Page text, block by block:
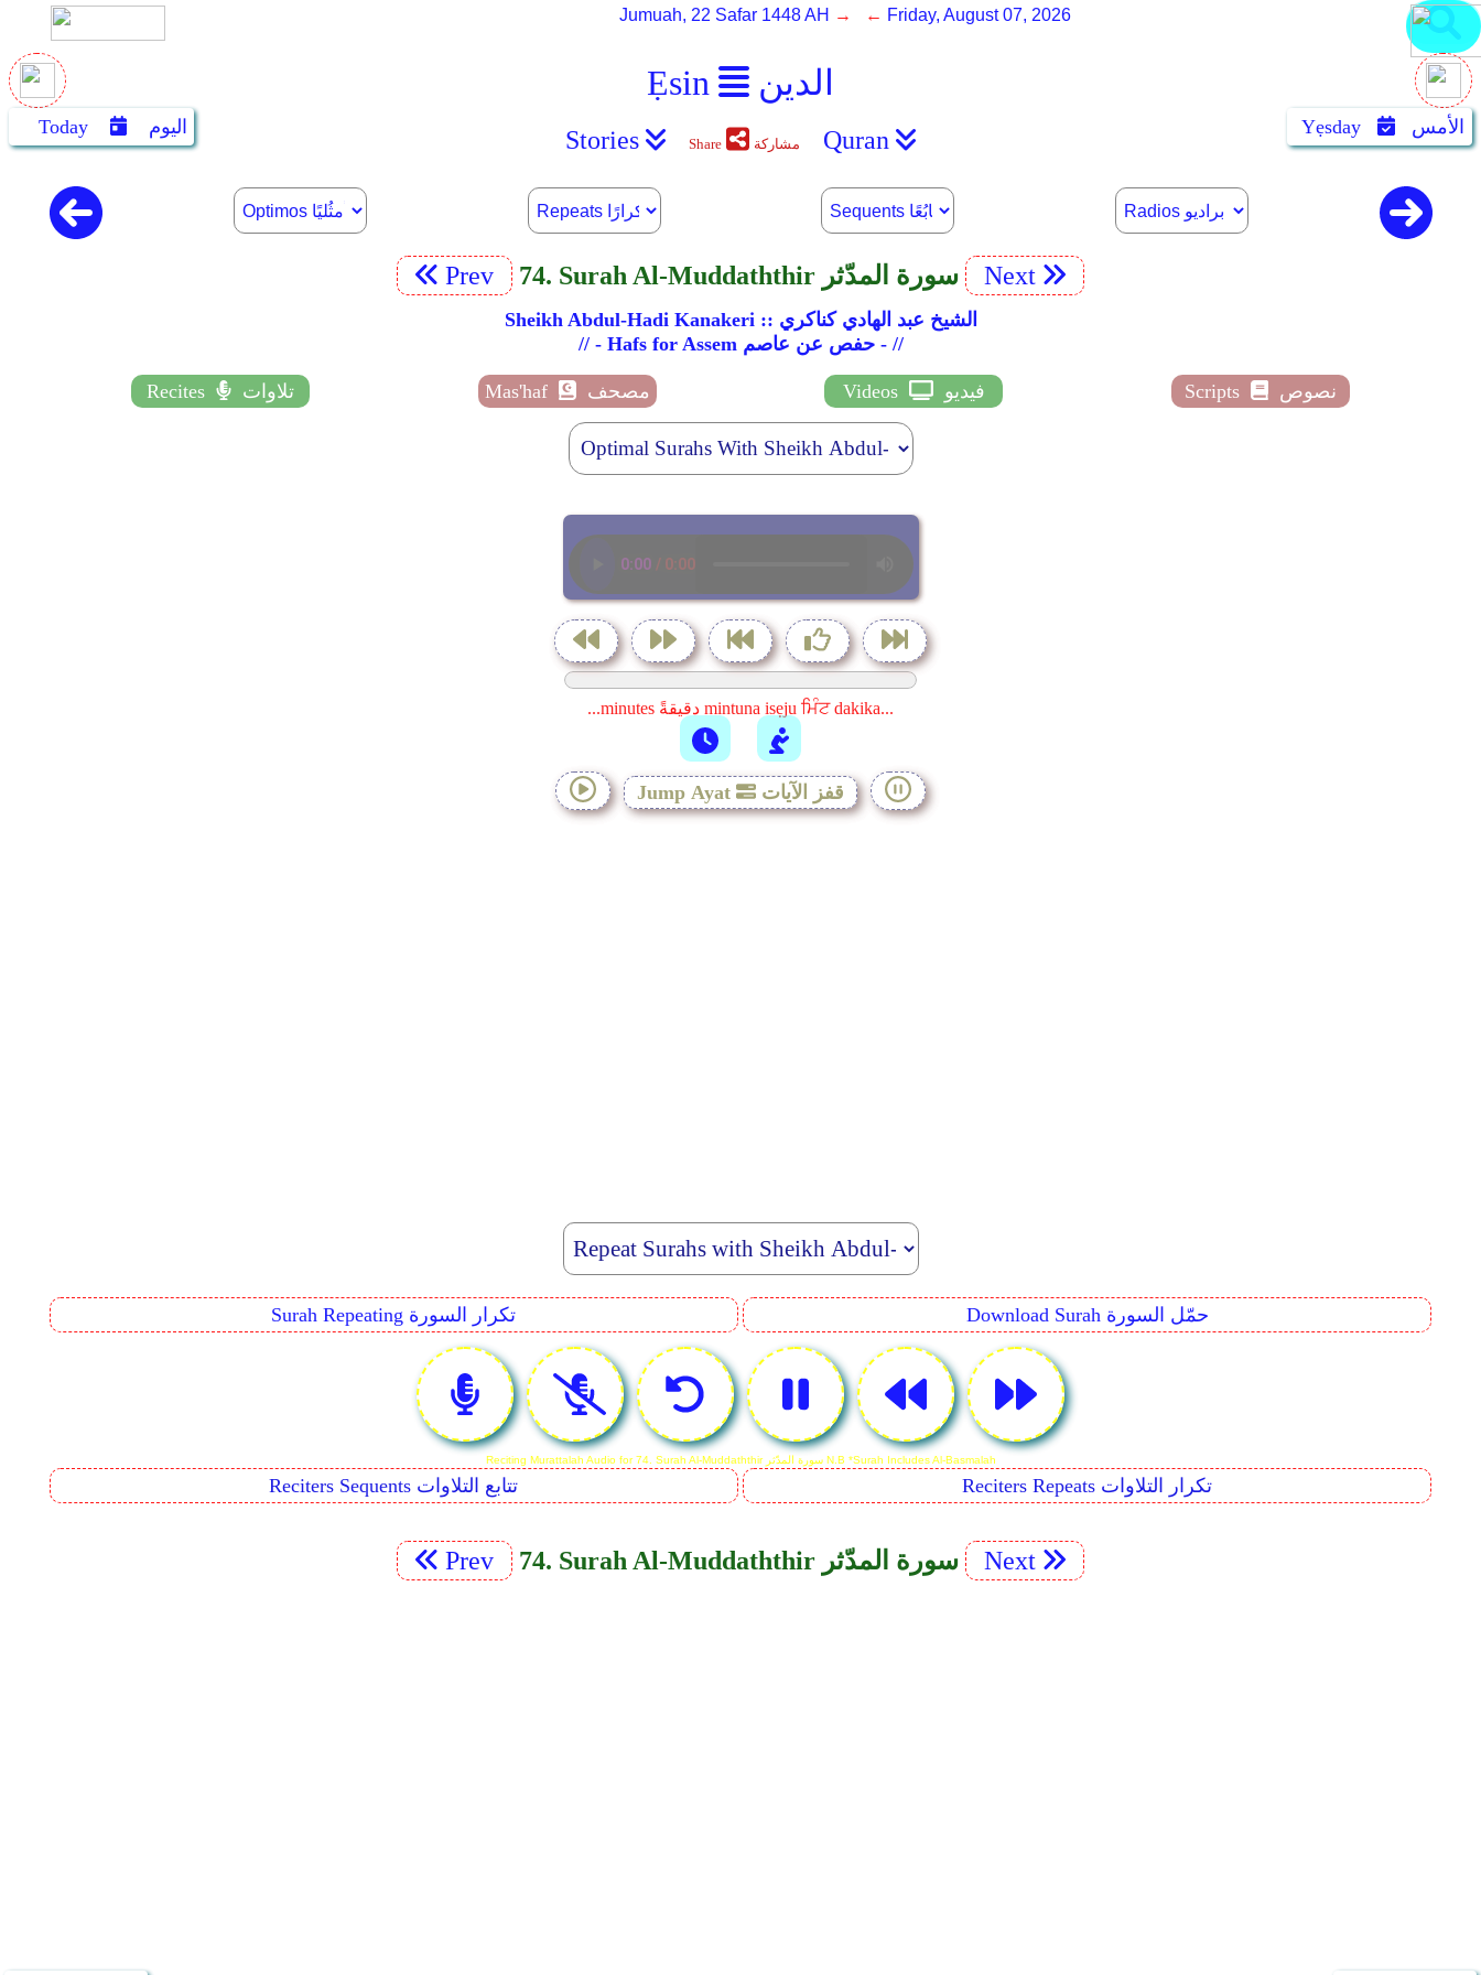
Ẹsin الدين
Jumuah, 22 Safar 1448 AH → ← Friday, August 07, 2026
Today اليوم Yẹsday الأمس Stories Share مشاركة Quran
Prev 74. Surah Al-Muddaththir سورة المدّثر Next
Sheikh Abdul-Hadi Kanakeri :: الشيخ عبد الهادي كناكري
// - Hafs for Assem حفص عن عاصم - //
Recites تلاوات Mas'haf مصحف Videos فيديو Scripts نصوص
...minutes دقيقةً mintuna isẹju ਮਿੰਟ dakika...
Jump Ayat قفز الآيات
Surah Repeating تكرار السورة Download Surah حمّل السورة
Reciting Murattalah Audio for 74. Surah Al-Muddaththir سورة المدّثر N.B *Surah Includes Al-Basmalah
Reciters Sequents تتابع التلاوات Reciters Repeats تكرار التلاوات
Prev 74. Surah Al-Muddaththir سورة المدّثر Next